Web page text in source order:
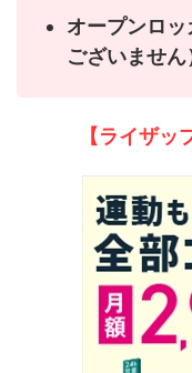
オープンロ
ございません
【ライザッ